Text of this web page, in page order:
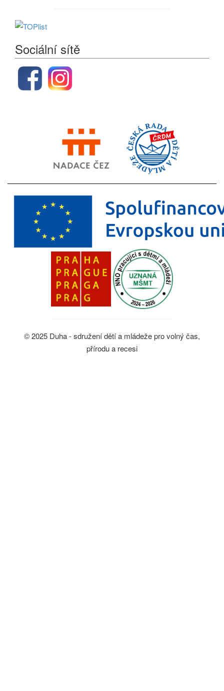
Sociální sítě
© 2025 Duha - sdružení dětí a mládeže pro volný čas,
přírodu a recesi